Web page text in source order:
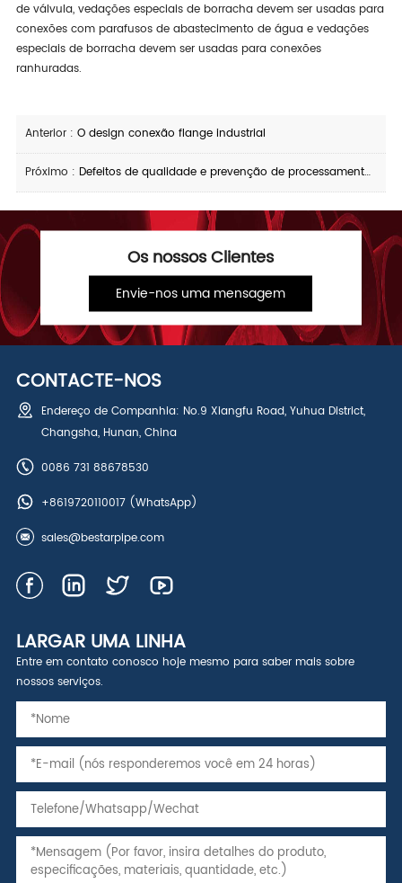
de válvula, vedações especiais de borracha devem ser usadas para
conexões com parafusos de abastecimento de água e vedações
especiais de borracha devem ser usadas para conexões
ranhuradas.
Anterior : O design conexão flange industrial
Próximo : Defeitos de qualidade e prevenção de processamento de roscas de óleo
Os nossos Clientes
Envie-nos uma mensagem
CONTACTE-NOS
Endereço de Companhia: No.9 Xiangfu Road, Yuhua District,
Changsha, Hunan, China
0086 731 88678530
+8619720110017(WhatsApp)
sales@bestarpipe.com
LARGAR UMA LINHA
Entre em contato conosco hoje mesmo para saber mais sobre
nossos serviços.